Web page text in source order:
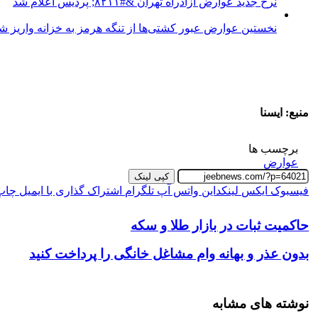
نخستین عوارض عبور کشتی‌ها از تنگه هرمز به خزانه واریز
منبع: ایسنا
برچسب ها
عوارض
کپی لینک
فیسبوک ایکس لینکداین واتس آپ تلگرام اشتراک گذاری با ایمیل
حاکمیت ثبات در بازار طلا و سکه
بدون عذر و بهانه‌ وام مشاغل خانگی را پرداخت کنید
نوشته های مشابه